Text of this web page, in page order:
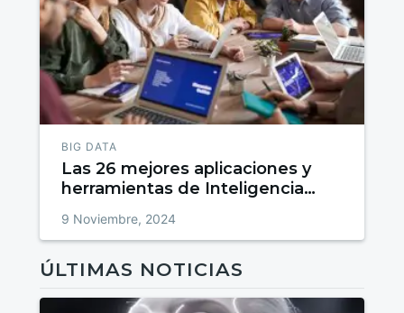
BIG DATA
Las 26 mejores aplicaciones y
herramientas de Inteligencia
9 Noviembre, 2024
ÚLTIMAS NOTICIAS